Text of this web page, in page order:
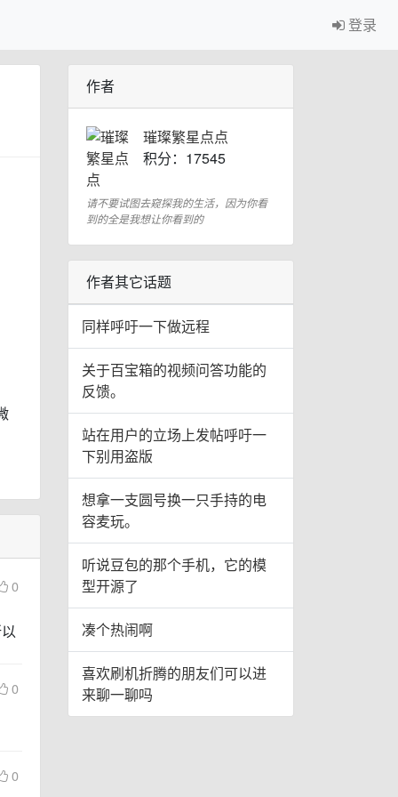
登录
0
0
0
作者
璀璨繁星点点
积分：17545
请不要试图去窥探我的生活，因为你看
到的全是我想让你看到的
作者其它话题
同样呼吁一下做远程
关于百宝箱的视频问答功能的
反馈。
站在用户的立场上发帖呼吁一
下别用盗版
想拿一支圆号换一只手持的电
容麦玩。
听说豆包的那个手机，它的模
型开源了
凑个热闹啊
喜欢刷机折腾的朋友们可以进
来聊一聊吗